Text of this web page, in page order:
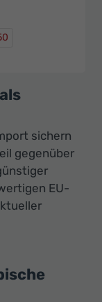
sichern
gegenüber
EU-